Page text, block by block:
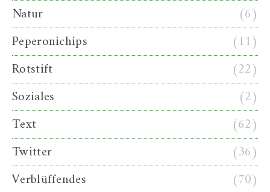
Natur
(6)
Peperonichips
(11)
Rotstift
(22)
Soziales
(2)
Text
(62)
Twitter
(36)
Verblüffendes
(70)